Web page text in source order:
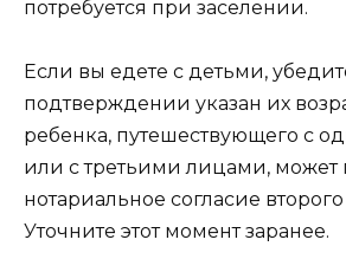
потребуется при заселении.
Если вы едете с детьми,
подтверждении указан их
ребенка, путешествующего с
или с третьими лицами, может
нотариальное согласие
Уточните этот момент заранее.